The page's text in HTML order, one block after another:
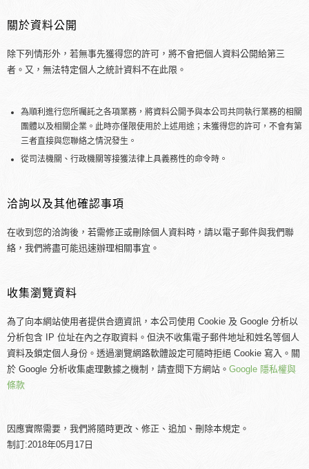
關於資料公開
除下列情形外，若無事先獲得您的許可，將不會把個人資料公開給第三
者。又，無法特定個人之統計資料不在此限。
為順利進行您所囑託之各項業務，將資料公開予與本公司共同執行業務的相關
團體以及相關企業。此時亦僅限使用於上述用途；未獲得您的許可，不會有第
三者直接與您聯絡之情況發生。
從司法機關、行政機關等接獲法律上具義務性的命令時。
洽詢以及其他確認事項
在收到您的洽詢後，若需修正或刪除個人資料時，請以電子郵件與我們聯
絡，我們將盡可能迅速辦理相關事宜。
收集瀏覽資料
為了向本網站使用者提供合適資訊，本公司使用 Cookie 及 Google 分析以
分析包含 IP 位址在內之存取資料。但決不收集電子郵件地址和姓名等個人
資料及鎖定個人身份。透過瀏覽網路軟體設定可隨時拒絕 Cookie 寫入。關
於 Google 分析收集處理數據之機制，請查閱下方網站。 Google 隱私權與
條款
因應實際需要，我們將隨時更改、修正、追加、刪除本規定。
制訂:2018年05月17日